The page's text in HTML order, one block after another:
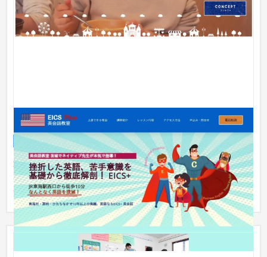
EICSプラス英会話
企業サイト 学習塾・予備校
過去サイトで一度も問い合わせがなかったということでした
が、リニューアル後何度も問い合わせが舞い込む、惹きつける
ホームペー...